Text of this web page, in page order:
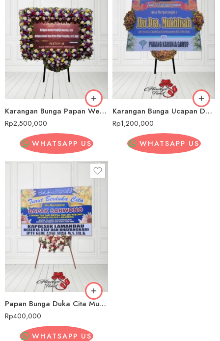
Karangan Bunga Papan Wedding/ Pernikahan Karo
Rp2,500,000
WHATSAPP US
Karangan Bunga Ucapan Duka Cita Karo
Rp1,200,000
WHATSAPP US
Papan Bunga Duka Cita Murah Karo
Rp400,000
WHATSAPP US